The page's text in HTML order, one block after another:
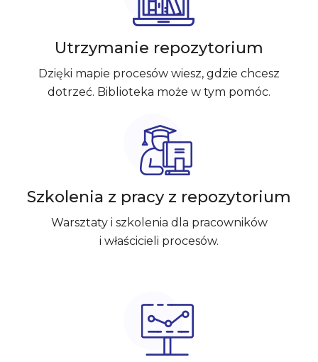
Utrzymanie repozytorium
Dzięki mapie procesów wiesz, gdzie chcesz
dotrzeć. Biblioteka może w tym pomóc.
Szkolenia z pracy z repozytorium
Warsztaty i szkolenia dla pracowników
i właścicieli procesów.